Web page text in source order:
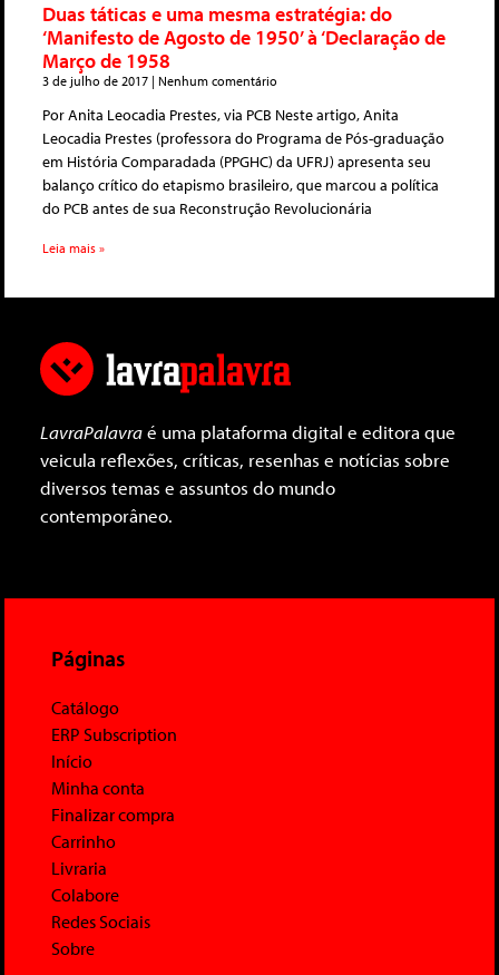
Duas táticas e uma mesma estratégia: do
‘Manifesto de Agosto de 1950’ à ‘Declaração de
Março de 1958
3 de julho de 2017 Nenhum comentário
Por Anita Leocadia Prestes, via PCB Neste artigo, Anita
Leocadia Prestes (professora do Programa de Pós-graduação
em História Comparadada (PPGHC) da UFRJ) apresenta seu
balanço crítico do etapismo brasileiro, que marcou a política
do PCB antes de sua Reconstrução Revolucionária
Leia mais »
LavraPalavraé uma plataforma digital e editora que
veicula reflexões, críticas, resenhas e notícias sobre
diversos temas e assuntos do mundo
contemporâneo.
Páginas
Catálogo
ERP Subscription
Início
Minha conta
Finalizar compra
Carrinho
Livraria
Colabore
Redes Sociais
Sobre